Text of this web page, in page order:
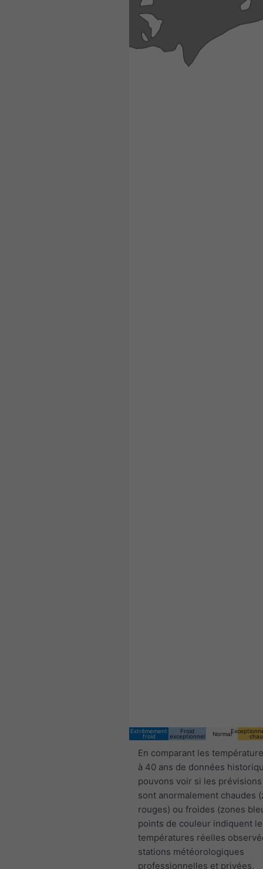
Extrêmement
froid
Froid
exceptionnel
Normal
En comparant les
à 40 ans de données
pouvons voir si les
sont anormalement chaudes
rouges) ou froides (zones
points de couleur indiquent
températures réelles
stations météorologiques
professionnelles et privées.